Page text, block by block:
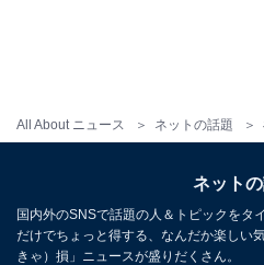
All About ニュース ネットの話題
ネット
国内外のSNSで話題の人＆トピックをタ
だけでちょっと得する、なんだか楽しい
きゃ）損」ニュースが盛りだくさん。